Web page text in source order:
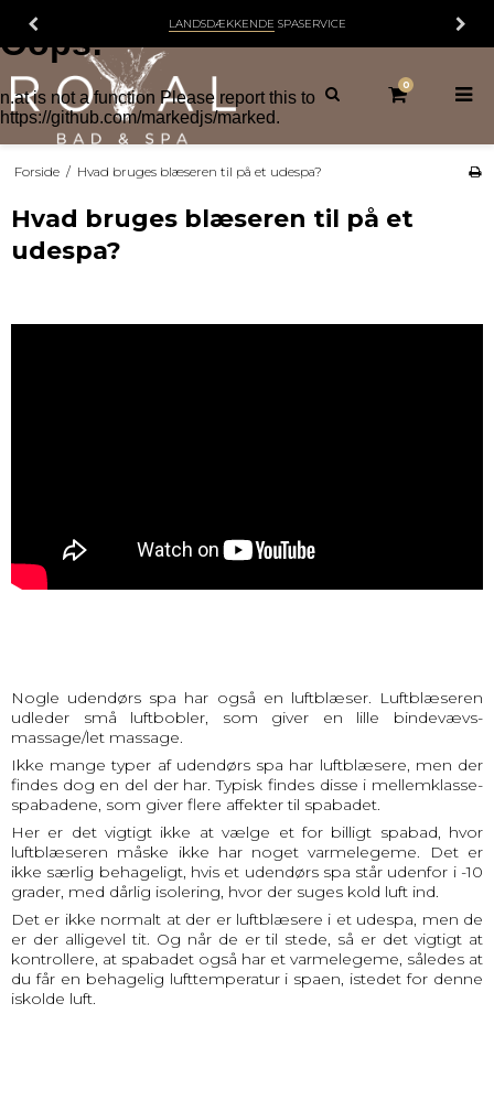
LANDSDÆKKENDE SPASERVICE
0
Forside / Hvad bruges blæseren til på et udespa?
Hvad bruges blæseren til på et
udespa?
Nogle udendørs spa har også en luftblæser. Luftblæseren
udleder små luftbobler, som giver en lille bindevævs-
massage/let massage.
Ikke mange typer af udendørs spa har luftblæsere, men der
findes dog en del der har. Typisk findes disse i mellemklasse-
spabadene, som giver flere affekter til spabadet.
Her er det vigtigt ikke at vælge et for billigt spabad, hvor
luftblæseren måske ikke har noget varmelegeme. Det er
ikke særlig behageligt, hvis et udendørs spa står udenfor i -10
grader, med dårlig isolering, hvor der suges kold luft ind.
Det er ikke normalt at der er luftblæsere i et udespa, men de
er der alligevel tit. Og når de er til stede, så er det vigtigt at
kontrollere, at spabadet også har et varmelegeme, således at
du får en behagelig lufttemperatur i spaen, istedet for denne
iskolde luft.